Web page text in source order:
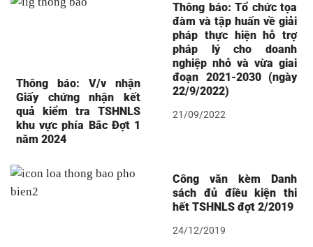
Thông báo: V/v nhận
Giấy chứng nhận kết
quả kiểm tra TSHNLS
khu vực phía Bắc Đợt 1
năm 2024
Thông báo: Tổ chức tọa
đàm và tập huấn về giải
pháp thực hiện hỗ trợ
pháp lý cho doanh
nghiệp nhỏ và vừa giai
đoạn 2021-2030 (ngày
22/9/2022)
21/09/2022
Công văn kèm Danh
sách đủ điều kiện thi
hết TSHNLS đợt 2/2019
24/12/2019